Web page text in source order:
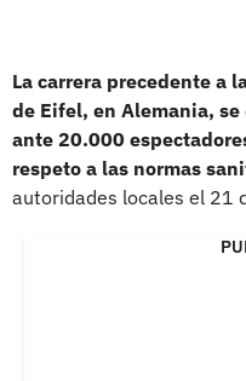
La carrera precedente a
de Eifel, en Alemania,
ante 20.000
respeto a las normas
autoridades locales el 21